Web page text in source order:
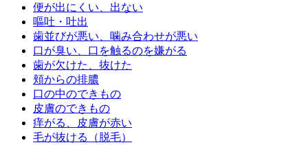
便が出にくい、出ない
嘔吐・吐出
歯並びが悪い、噛み合わせが悪い
口が臭い、口を触るのを嫌がる
歯が欠けた、抜けた
頬からの排膿
口の中のできもの
皮膚のできもの
痒がる、皮膚が赤い
毛が抜ける（脱毛）